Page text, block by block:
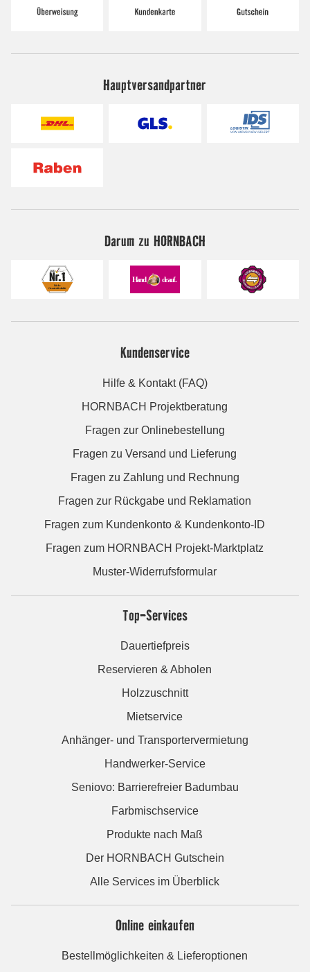
Hauptversandpartner
Darum zu HORNBACH
Kundenservice
Hilfe & Kontakt (FAQ)
HORNBACH Projektberatung
Fragen zur Onlinebestellung
Fragen zu Versand und Lieferung
Fragen zu Zahlung und Rechnung
Fragen zur Rückgabe und Reklamation
Fragen zum Kundenkonto & Kundenkonto-ID
Fragen zum HORNBACH Projekt-Marktplatz
Muster-Widerrufsformular
Top-Services
Dauertiefpreis
Reservieren & Abholen
Holzzuschnitt
Mietservice
Anhänger- und Transportervermietung
Handwerker-Service
Seniovo: Barrierefreier Badumbau
Farbmischservice
Produkte nach Maß
Der HORNBACH Gutschein
Alle Services im Überblick
Online einkaufen
Bestellmöglichkeiten & Lieferoptionen